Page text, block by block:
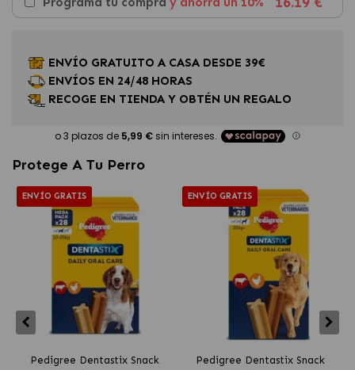
ENVÍO GRATUITO A CASA DESDE 39€
ENVÍOS EN 24/48 HORAS
RECOGE EN TIENDA Y OBTÉN UN REGALO
Protege A Tu Perro
ENVÍO GRATIS
Pedigree Dentastix Snack
ENVÍO GRATIS
Pedigree Dentastix Snack